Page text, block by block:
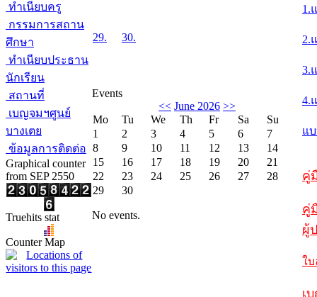
ทำเนียบครู
กรรมการสถาน
ศึกษา
ทำเนียบประธาน
นักเรียน
สถานที่
เบญจมฯศูนย์
บางเตย
ข้อมูลการติดต่อ
Graphical counter
from SEP 2550
Truehits stat
Counter Map
29. 30.
Events
<< June 2026 >>
Mo
Tu We Th Fr Sa
Su
1
2 3 4 5 6
7
8
9 10 11 12 13
14
15
16 17 18 19 20
21
22
23 24 25 26 27
28
29
30
No events.
1.
2.
3.
4.
แ
คู่
คู่
ผู้
ใ
เ